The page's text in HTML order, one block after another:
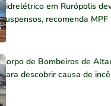
hidrelétrico em Rurópolis
suspensos, recomenda MPF
Corpo de Bombeiros de
para descobrir causa de